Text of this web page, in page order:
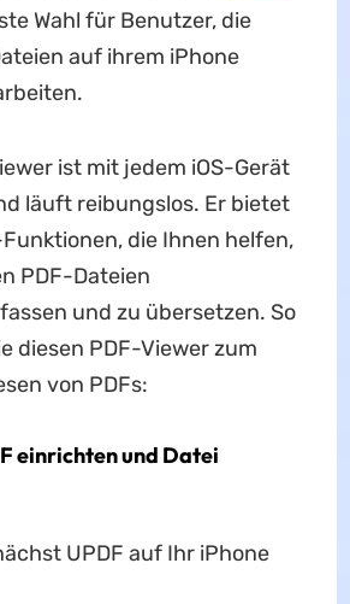
Wahl für Benutzer, die
auf ihrem iPhone
ist mit jedem iOS-Gerät
läuft reibungslos. Er bietet
die Ihnen helfen,
PDF-Dateien
und zu übersetzen. So
diesen PDF-Viewer zum
von PDFs:
einrichten und Datei
UPDF auf Ihr iPhone